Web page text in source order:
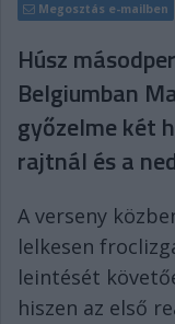
Megosztás e-mailben
Húsz
Belgiumban
győzelme két
rajtnál és a
A verseny
lelkesen
leintését
hiszen az első